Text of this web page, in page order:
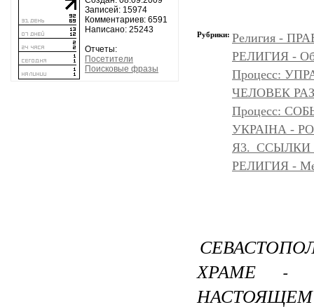
Записей: 15974
Комментариев: 6591
Написано: 25243
Отчеты:
Посетители
Поисковые фразы
Рубрики: Религия -
РЕЛИГИЯ -
Процесс:
ЧЕЛОВЕК
Процесс:
УКРАІНА -
РЕЛИГИЯ -
ХРАМЕ -
НАСТОЯЩЕМ